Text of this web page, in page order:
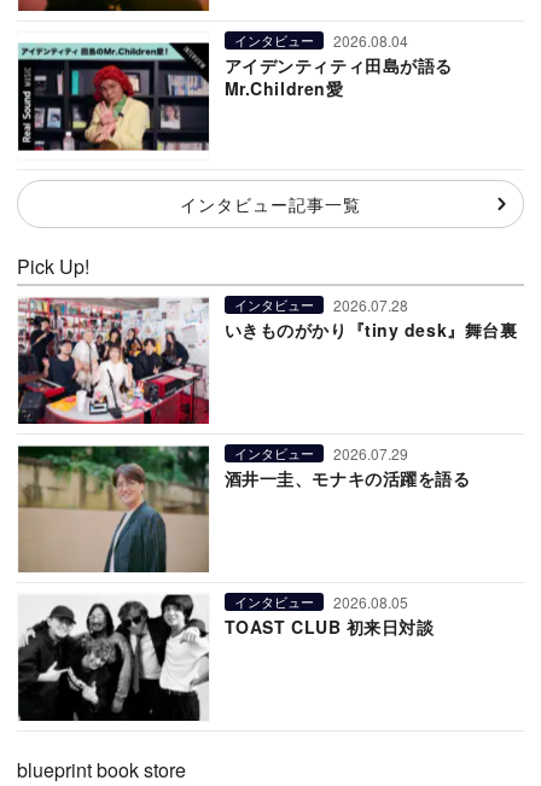
インタビュー 2026.08.04
アイデンティティ田島が語る
Mr.Children愛
インタビュー記事一覧
Pick Up!
インタビュー 2026.07.28
いきものがかり『tiny desk』舞台裏
インタビュー 2026.07.29
酒井一圭、モナキの活躍を語る
インタビュー 2026.08.05
TOAST CLUB 初来日対談
blueprint book store